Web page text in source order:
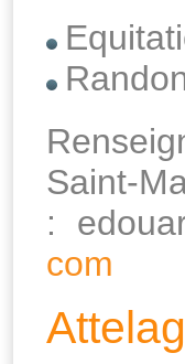
Saint-
:
com